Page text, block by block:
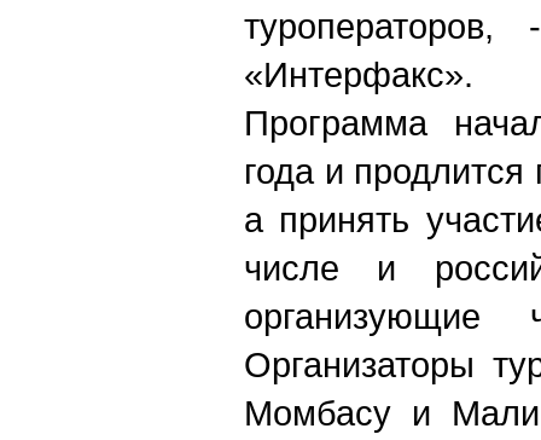
«Интерфакс».
Программа
года и
а принять
числе и
Организаторы
Момбасу и